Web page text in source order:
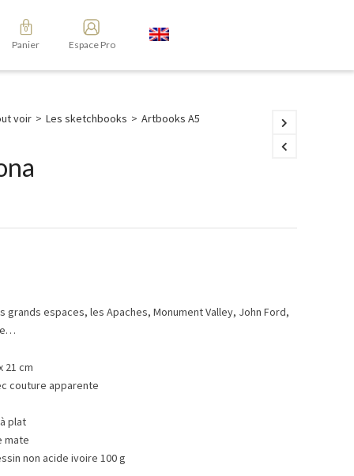
Panier Espace Pro
voir > Les sketchbooks > Artbooks A5
grands espaces, les Apaches, Monument Valley, John Ford,
21 cm
couture apparente
plat
mate
non acide ivoire 100 g